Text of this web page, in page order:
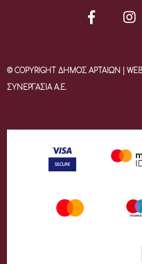
© COPYRIGHT ΔΗΜΟΣ ΑΡΤΑΙΩΝ | WEB
ΣΥΝΕΡΓΑΣΙΑ Α.Ε.